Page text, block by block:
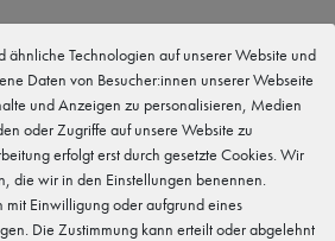
Müllrose, Deutschland
Deutschland
Technologien auf unserer Website und
Daten von Besucher:innen unserer Webseite
und Anzeigen zu personalisieren, Medien
oder Zugriffe auf unsere Website zu
erfolgt erst durch gesetzte Cookies. Wir
die wir in den Einstellungen benennen.
Einwilligung oder aufgrund eines
Die Zustimmung kann erteilt oder abgelehnt